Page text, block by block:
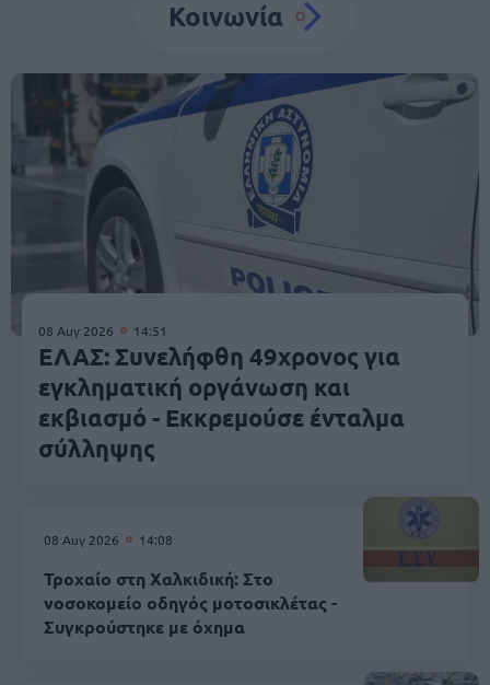
Κοινωνία
08 Αυγ 2026 14:51
ΕΛΑΣ: Συνελήφθη 49χρονος για
εγκληματική οργάνωση και
εκβιασμό - Εκκρεμούσε ένταλμα
σύλληψης
08 Αυγ 2026 14:08
Τροχαίο στη Χαλκιδική: Στο
νοσοκομείο οδηγός μοτοσικλέτας -
Συγκρούστηκε με όχημα